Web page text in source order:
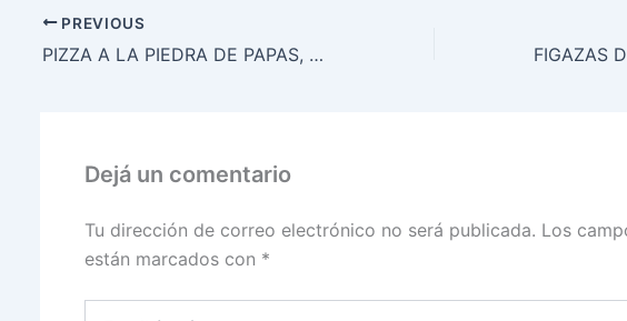
PREVIOUS
PIZZA A LA PIEDRA DE PAPAS, MUZZARELLA, PARMESANO, ROMERO Y SALVIA
Dejá un comentario
Tu dirección de correo electrónico no será publicada. Los
están marcados con *